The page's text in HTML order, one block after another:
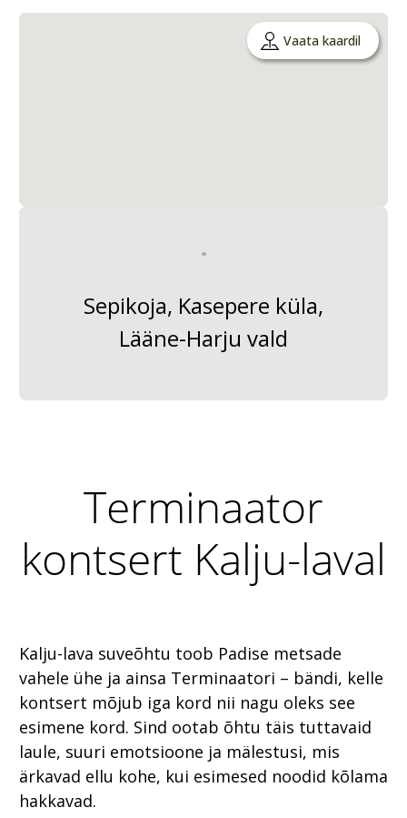
Vaata kaardil
Sepikoja, Kasepere küla,
Lääne-Harju vald
Terminaator
kontsert Kalju-laval
Kalju-lava suveõhtu toob Padise metsade
vahele ühe ja ainsa Terminaatori – bändi, kelle
kontsert mõjub iga kord nii nagu oleks see
esimene kord. Sind ootab õhtu täis tuttavaid
laule, suuri emotsioone ja mälestusi, mis
ärkavad ellu kohe, kui esimesed noodid kõlama
hakkavad.